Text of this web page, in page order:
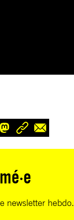
newsletter hebdo.